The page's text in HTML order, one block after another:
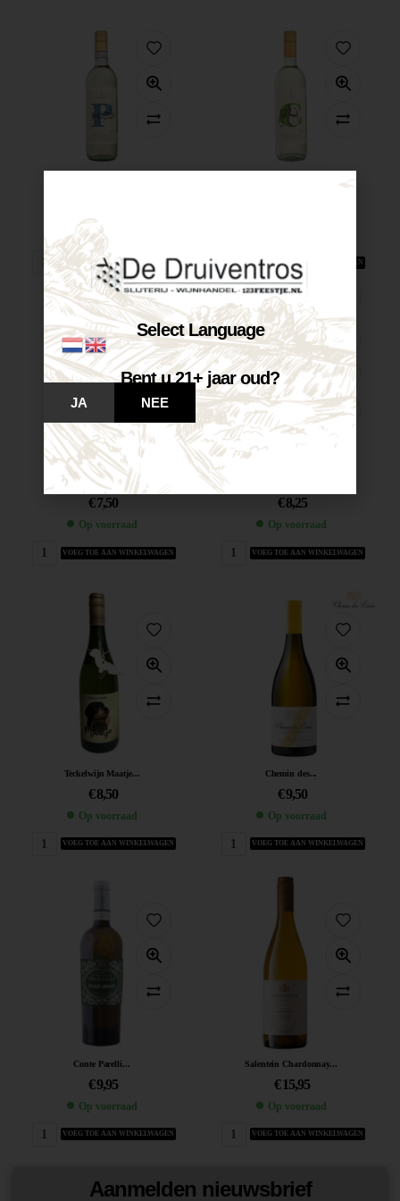
Op voorraad
VOEG TOE AAN WINKELWAGEN VOEG TOE AAN WINKELWAGEN
XR Petite...
€ 7,50
Op voorraad
VOEG TOE AAN WINKELWAGEN
€ 8,25
Op voorraad
VOEG TOE AAN WINKELWAGEN
Teckelwijn Maatje...
€ 8,50
Op voorraad
VOEG TOE AAN WINKELWAGEN
Chemin des...
€9,50
Op voorraad
VOEG TOE AAN WINKELWAGEN
Conte Parelli...
€9,95
Op voorraad
VOEG TOE AAN WINKELWAGEN
Salentein Chardonnay...
€15,95
Op voorraad
VOEG TOE AAN WINKELWAGEN
Aanmelden nieuwsbrief
Select Language
Bent u 21+ jaar oud?
JA NEE